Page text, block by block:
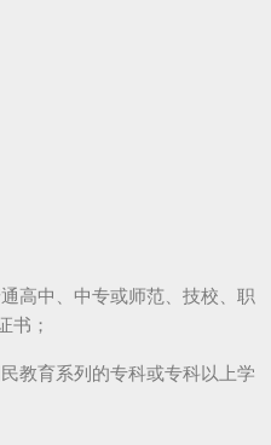
高中、中专或师范、技校、职
书；
教育系列的专科或专科以上学